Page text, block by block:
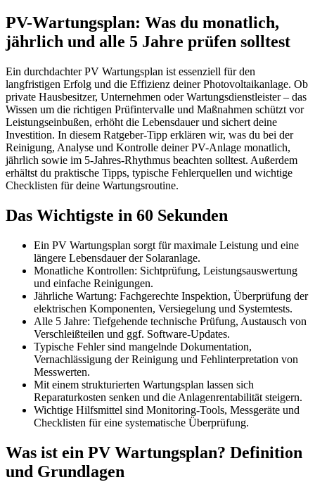
PV-Wartungsplan: Was du monatlich,
jährlich und alle 5 Jahre prüfen solltest
Ein durchdachter PV Wartungsplan ist essenziell für den
langfristigen Erfolg und die Effizienz deiner Photovoltaikanlage. Ob
private Hausbesitzer, Unternehmen oder Wartungsdienstleister – das
Wissen um die richtigen Prüfintervalle und Maßnahmen schützt vor
Leistungseinbußen, erhöht die Lebensdauer und sichert deine
Investition. In diesem Ratgeber-Tipp erklären wir, was du bei der
Reinigung, Analyse und Kontrolle deiner PV-Anlage monatlich,
jährlich sowie im 5-Jahres-Rhythmus beachten solltest. Außerdem
erhältst du praktische Tipps, typische Fehlerquellen und wichtige
Checklisten für deine Wartungsroutine.
Das Wichtigste in 60 Sekunden
Ein PV Wartungsplan sorgt für maximale Leistung und eine
längere Lebensdauer der Solaranlage.
Monatliche Kontrollen: Sichtprüfung, Leistungsauswertung
und einfache Reinigungen.
Jährliche Wartung: Fachgerechte Inspektion, Überprüfung der
elektrischen Komponenten, Versiegelung und Systemtests.
Alle 5 Jahre: Tiefgehende technische Prüfung, Austausch von
Verschleißteilen und ggf. Software-Updates.
Typische Fehler sind mangelnde Dokumentation,
Vernachlässigung der Reinigung und Fehlinterpretation von
Messwerten.
Mit einem strukturierten Wartungsplan lassen sich
Reparaturkosten senken und die Anlagenrentabilität steigern.
Wichtige Hilfsmittel sind Monitoring-Tools, Messgeräte und
Checklisten für eine systematische Überprüfung.
Was ist ein PV Wartungsplan? Definition
und Grundlagen